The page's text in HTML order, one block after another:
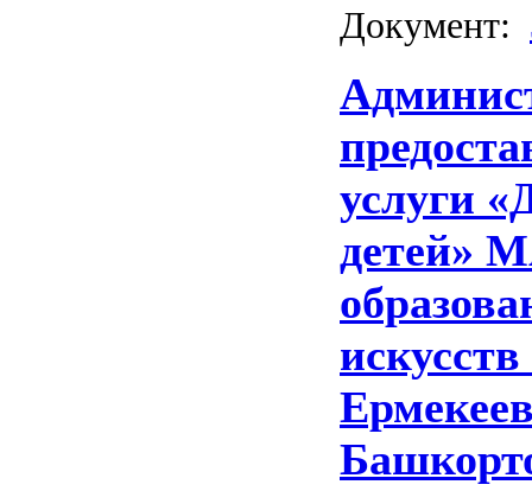
Документ:
услуги
детей»